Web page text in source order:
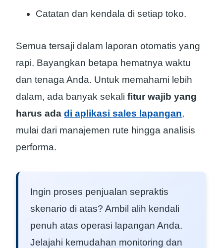
Catatan dan kendala di setiap toko.
Semua tersaji dalam laporan otomatis yang
rapi. Bayangkan betapa hematnya waktu
dan tenaga Anda. Untuk memahami lebih
dalam, ada banyak sekali fitur wajib yang
harus ada di aplikasi sales lapangan,
mulai dari manajemen rute hingga analisis
performa.
Ingin proses penjualan sepraktis
skenario di atas? Ambil alih kendali
penuh atas operasi lapangan Anda.
Jelajahi kemudahan monitoring dan